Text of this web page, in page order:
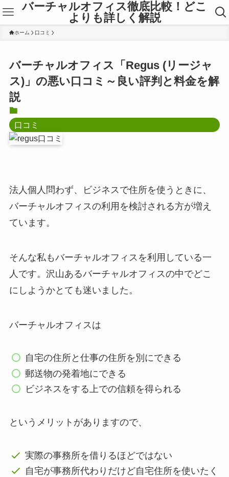
バーチャルオフィス徹底比較！どこ
よりも詳しく解説
ホーム 口コミ
バーチャルオフィス「Regus (リージャ
ス)」の悪い口コミ～良い評判と料金を解
説
口コミ
法人個人問わず、ビジネスで住所を使うときに、
バーチャルオフィスの利用を検討される方が増え
ています。
そんな私もバーチャルオフィスを利用している一
人です。沢山あるバーチャルオフィスの中でどこ
にしようかとても迷いました。
バーチャルオフィスは
自宅の住所と仕事の住所を別にできる
郵送物の発着地にできる
ビジネスをする上での信頼を得られる
というメリットがありますので、
実際の事務所を借りるほどではない
自宅が事務所代わりだけど自宅住所を使いたく